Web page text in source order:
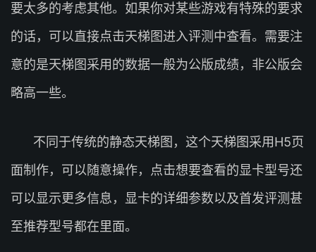
要太多的考虑其他。如果你对某些游戏有特殊的要求
的话，可以直接点击天梯图进入评测中查看。需要注
意的是天梯图采用的数据一般为公版成绩，非公版会
略高一些。
不同于传统的静态天梯图，这个天梯图采用H5页
面制作，可以随意操作，点击想要查看的显卡型号还
可以显示更多信息，显卡的详细参数以及首发评测甚
至推荐型号都在里面。